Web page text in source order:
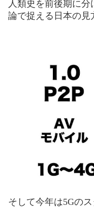
人類史 を前後期に分
論で捉える日本の見
そし て今年は5Gのス